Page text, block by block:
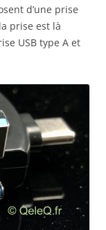
d’une prise
prise est là
USB type A et